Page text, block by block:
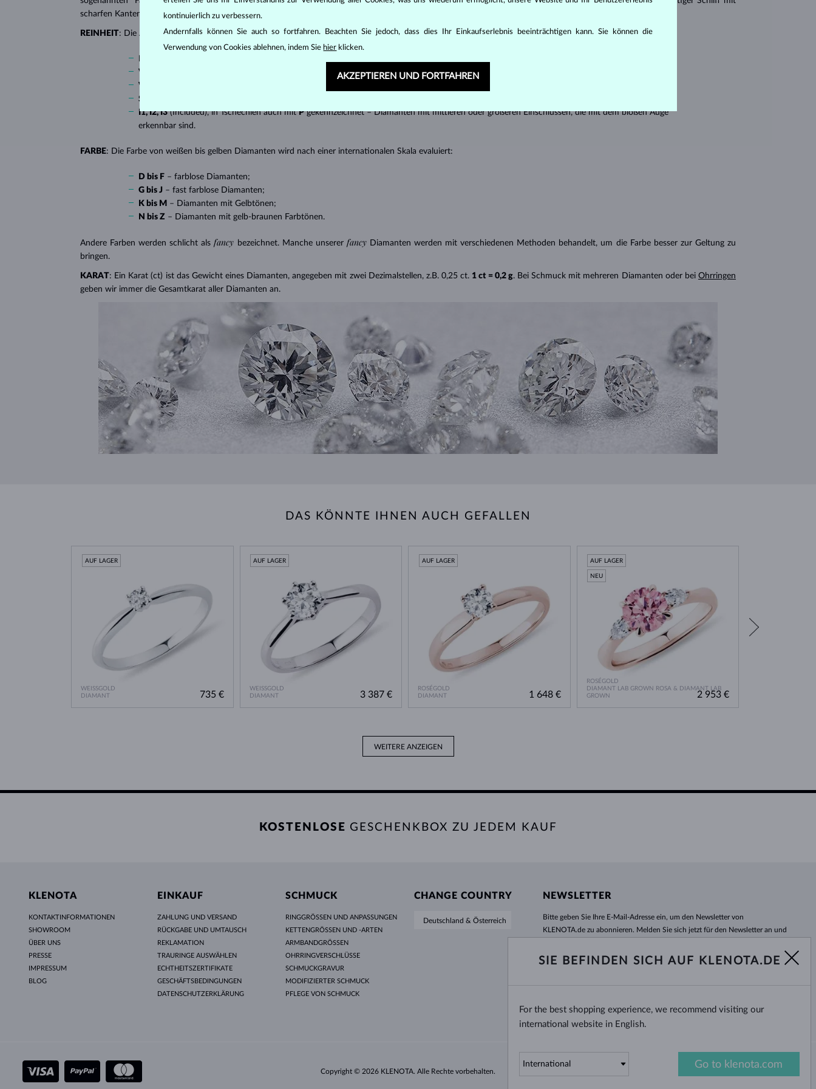
scharfen Kanten, besonders beliebt bei Verlobungsringen
REINHEIT: Die Anzahl, Größe und Verteilung sogenannter “Einschlüsse” oder innerer Unreinheiten eines Diamanten bestimmen seine Reinheit:
VVS 1, VVS 2
(Very Very Slightly Included) – Diamanten mit sehr kleinen Einschlüssen,
VS 1, VS 2
SI 1, SI 2
I1, I2, I3 (Included), in Tschechien auch mit P gekennzeichnet – Diamanten mit mittleren oder größeren Einschlüssen, die mit dem bloßen Auge
erkennbar sind.
FARBE: Die Farbe von weißen bis gelben Diamanten wird nach einer internationalen Skala evaluiert:
D bis F – farblose Diamanten;
G bis J – fast farblose Diamanten;
K bis M – Diamanten mit Gelbtönen;
N bis Z – Diamanten mit gelb-braunen Farbtönen.
Andere Farben werden schlicht als fancy bezeichnet. Manche unserer fancy Diamanten werden mit verschiedenen Methoden behandelt, um die Farbe besser zur Geltung zu
bringen.
KARAT: Ein Karat (ct) ist das Gewicht eines Diamanten, angegeben mit zwei Dezimalstellen, z.B. 0,25 ct. 1 ct = 0,2 g. Bei Schmuck mit mehreren Diamanten oder bei Ohrringen
geben wir immer die Gesamtkarat aller Diamanten an.
DAS KÖNNTE IHNEN AUCH GEFALLEN
WEISSGOLD
DIAMANT
AUF LAGER
735 €
WEISSGOLD
DIAMANT
AUF LAGER
3 387 €
ROSÉGOLD
DIAMANT
AUF LAGER
1 648 €
ROSÉGOLD
DIAMANT LAB GROWN ROSA & DIAMANT LAB
GROWN
AUF LAGER
NEU
2 953 €
WEITERE ANZEIGEN
KOSTENLOSE GESCHENKBOX ZU JEDEM KAUF
KLENOTA
KONTAKTINFORMATIONEN
SHOWROOM
ÜBER UNS
PRESSE
IMPRESSUM
BLOG
EINKAUF
ZAHLUNG UND VERSAND
RÜCKGABE UND UMTAUSCH
REKLAMATION
TRAURINGE AUSWÄHLEN
ECHTHEITSZERTIFIKATE
GESCHÄFTSBEDINGUNGEN
DATENSCHUTZERKLÄRUNG
SCHMUCK
RINGGRÖSSEN UND ANPASSUNGEN
KETTENGRÖSSEN UND -ARTEN
ARMBANDGRÖSSEN
OHRRINGVERSCHLÜSSE
SCHMUCKGRAVUR
MODIFIZIERTER SCHMUCK
PFLEGE VON SCHMUCK
CHANGE COUNTRY
Deutschland & Österreich
NEWSLETTER
Bitte geben Sie Ihre E-Mail-Adresse ein, um den Newsletter von
KLENOTA.de zu abonnieren. Melden Sie sich jetzt für den Newsletter an und
kein Sonderangebot mehr!
Ja, ich möchte interessanteNeuigkeiten per E-Mail erhalten.
Copyright © 2026 KLENOTA. Alle Rechte vorbehalten.
kontinuierlich zu verbessern.
Andernfalls können Sie auch so fortfahren. Beachten Sie jedoch, dass dies Ihr Einkaufserlebnis beeinträchtigen kann. Sie können die
Verwendung von Cookies ablehnen, indem Sie hier klicken.
AKZEPTIEREN UND FORTFAHREN
SIE BEFINDEN SICH AUF KLENOTA.DE
For the best shopping experience, we recommend visiting our
international website in English.
Go to klenota.com